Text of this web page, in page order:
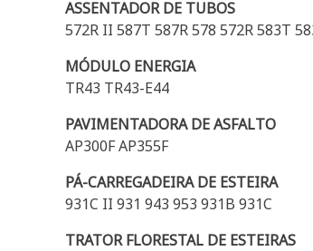
ASSENTADOR DE TUBOS
572R II 587T 587R 578 572R 583T
MÓDULO ENERGIA
TR43 TR43-E44
PAVIMENTADORA DE ASFALTO
AP300F AP355F
PÁ-CARREGADEIRA DE ESTEIRA
931C II 931 943 953 931B 931C
TRATOR FLORESTAL DE ESTEIRAS